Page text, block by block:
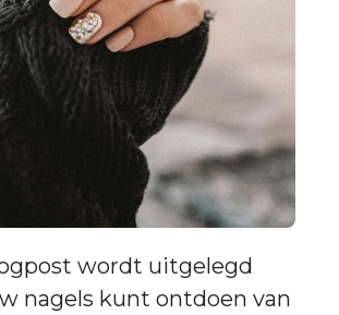
wordt uitgelegd
nagels kunt ontdoen van